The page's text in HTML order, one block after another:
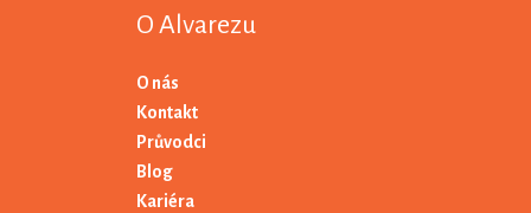
O Alvarezu
O nás
Kontakt
Průvodci
Blog
Kariéra